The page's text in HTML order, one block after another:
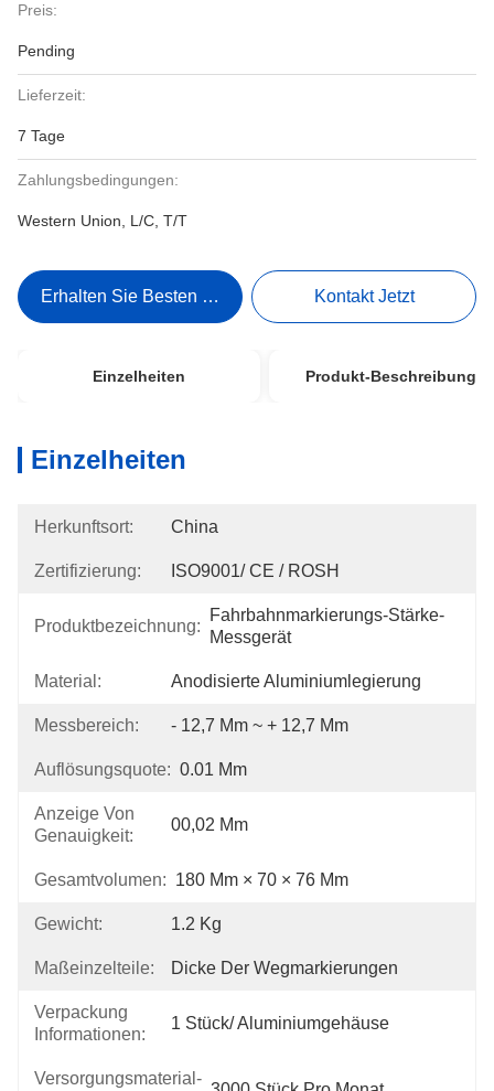
Preis:
Pending
Lieferzeit:
7 Tage
Zahlungsbedingungen:
Western Union, L/C, T/T
Erhalten Sie Besten Preis Kontakt Jetzt
Einzelheiten Produkt-Beschreibung
Einzelheiten
Herkunftsort: China
Zertifizierung: ISO9001/ CE / ROSH
Produktbezeichnung:
Fahrbahnmarkierungs-Stärke-
Messgerät
Material: Anodisierte Aluminiumlegierung
Messbereich: - 12,7 Mm ~ + 12,7 Mm
Auflösungsquote: 0.01 Mm
Anzeige Von
Genauigkeit:
00,02 Mm
Gesamtvolumen: 180 Mm × 70 × 76 Mm
Gewicht: 1.2 Kg
Maßeinzelteile: Dicke Der Wegmarkierungen
Verpackung
Informationen:
1 Stück/ Aluminiumgehäuse
Versorgungsmaterial-